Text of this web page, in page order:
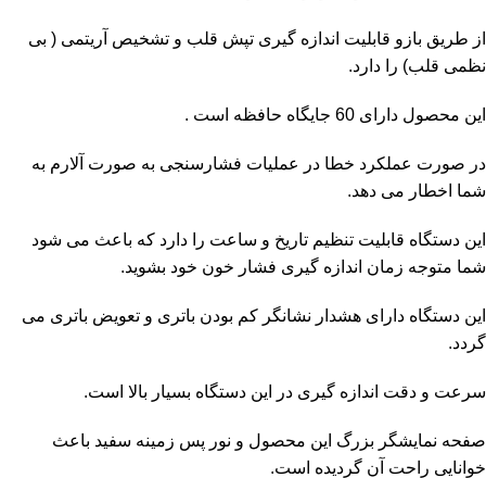
از طریق بازو قابلیت اندازه گیری تپش قلب و تشخیص آریتمی ( بی
نظمی قلب) را دارد.
این محصول دارای 60 جایگاه حافظه است .
در صورت عملکرد خطا در عملیات فشارسنجی به صورت آلارم به
شما اخطار می دهد.
این دستگاه قابلیت تنظیم تاریخ و ساعت را دارد که باعث می شود
شما متوجه زمان اندازه گیری فشار خون خود بشوید.
این دستگاه دارای هشدار نشانگر کم بودن باتری و تعویض باتری می
گردد.
سرعت و دقت اندازه گیری در این دستگاه بسیار بالا است.
صفحه نمایشگر بزرگ این محصول و نور پس زمینه سفید باعث
خوانایی راحت آن گردیده است.